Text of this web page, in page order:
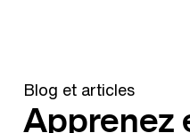
Blog et articles
Apprenez